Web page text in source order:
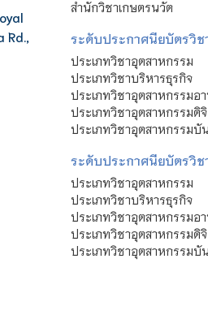
สำนักวิชาเกษตรนวัต
ระดับประกาศนียบัตรวิช
ประเภทวิชาอุตสาหกรรม
ประเภทวิชาบริหารธุรกิจ
ประเภทวิชาอุตสาหกรรมอ
ประเภทวิชาอุตสาหกรรมดิ
ประเภทวิชาอุตสาหกรรมบั
ระดับประกาศนียบัตรวิช
ประเภทวิชาอุตสาหกรรม
ประเภทวิชาบริหารธุรกิจ
ประเภทวิชาอุตสาหกรรมอ
ประเภทวิชาอุตสาหกรรมดิ
ประเภทวิชาอุตสาหกรรมบั